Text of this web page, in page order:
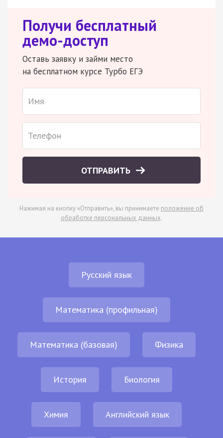
Получи бесплатный
демо-доступ
Оставь заявку и займи место
на бесплатном курсе Турбо ЕГЭ
ОТПРАВИТЬ
Нажимая на кнопку «Отправить», вы принимаете положение об
обработке персональных данных.
Русский язык
Математика (профильная)
Математика (базовая) Физика
История Биология
Химия Английский язык